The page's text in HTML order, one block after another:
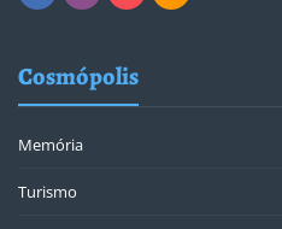
Cosmópolis
Memória
Turismo